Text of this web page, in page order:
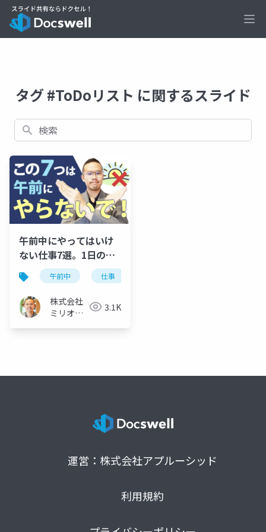
タグ #ToDoリスト に関するスライド
検索
午前中にやってはいけ
ない仕事7選。1日のモ
デルスケジュールも公
開
午前中 仕事
株式会社
ミリオン
3.1K
運営：株式会社アプルーシッド
利用規約